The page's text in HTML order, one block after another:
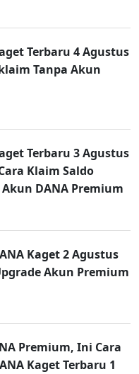
Terbaru 4 Agustus
Tanpa Akun
Terbaru 3 Agustus
Klaim Saldo
DANA Premium
Kaget 2 Agustus
Akun Premium
Premium, Ini Cara
Kaget Terbaru 1